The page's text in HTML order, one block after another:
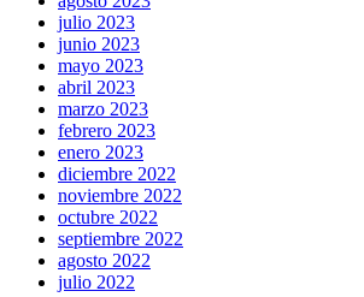
julio 2023
junio 2023
mayo 2023
abril 2023
marzo 2023
febrero 2023
enero 2023
diciembre 2022
noviembre 2022
octubre 2022
septiembre 2022
agosto 2022
julio 2022